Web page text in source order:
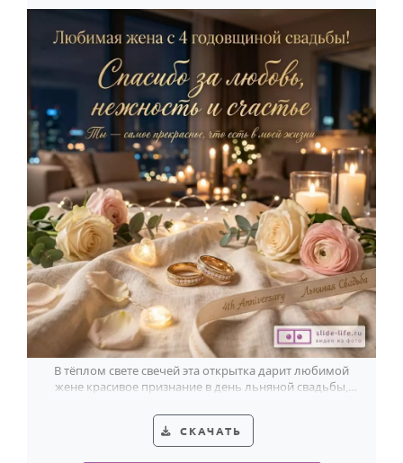
В тёплом свете свечей эта открытка дарит любимой
жене красивое признание в день льняной свадьбы,
СКАЧАТЬ